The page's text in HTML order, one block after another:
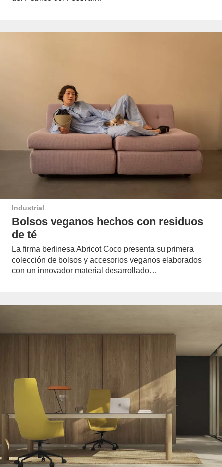
Industrial
Bolsos veganos hechos con residuos
de té
La firma berlinesa Abricot Coco presenta su primera
colección de bolsos y accesorios veganos elaborados
con un innovador material desarrollado…